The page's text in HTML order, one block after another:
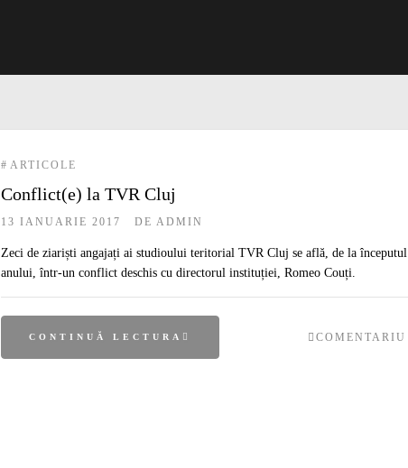
# ARTICOLE
Conflict(e) la TVR Cluj
13 IANUARIE 2017 DE ADMIN
Zeci de ziariști angajați ai studioului teritorial TVR Cluj se află, de la începutul
anului, într-un conflict deschis cu directorul instituției, Romeo Couți.
CONTINUĂ LECTURA COMENTARIU